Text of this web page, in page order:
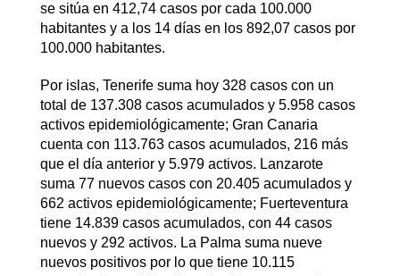
se sitúa en 412,74 casos por cada 100.000
habitantes y a los 14 días en los 892,07 casos por
100.000 habitantes.
Por islas, Tenerife suma hoy 328 casos con un
total de 137.308 casos acumulados y 5.958 casos
activos epidemiológicamente; Gran Canaria
cuenta con 113.763 casos acumulados, 216 más
que el día anterior y 5.979 activos. Lanzarote
suma 77 nuevos casos con 20.405 acumulados y
662 activos epidemiológicamente; Fuerteventura
tiene 14.839 casos acumulados, con 44 casos
nuevos y 292 activos. La Palma suma nueve
nuevos positivos por lo que tiene 10.115